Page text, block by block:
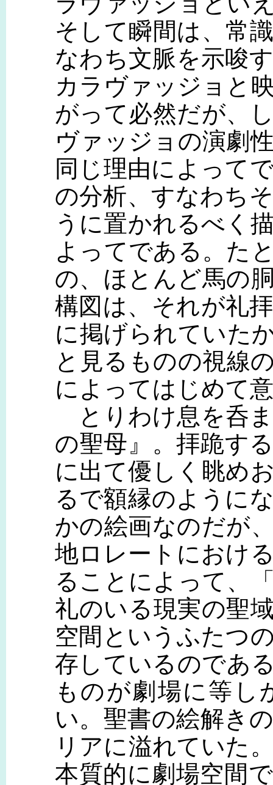
そして瞬間は、常
なわち文脈を示唆
カラヴァッジョと
がって必然だが、
ヴァッジョの演劇
同じ理由によって
の分析、すなわち
うに置かれるべく
よってである。た
の、ほとんど馬の
構図は、それが礼
に掲げられてい
と見るものの視
によってはじめて
とりわけ息を呑
の聖母』。拝跪す
に出て優しく眺め
るで額縁のように
かの絵画なのだが
地ロレートにおけ
ることによって、
礼のいる現実の聖
空間というふたつ
存しているのであ
ものが劇場に等し
い。聖書の絵解き
リアに溢れていた
本質的に劇場空間